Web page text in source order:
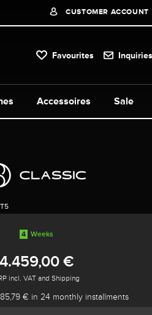
CUSTOMER ACCOUNT
Favourites Inquiries
Accessoires Sale
4 Weeks
4.459,00 €
incl. VAT and Shipping
€ in 24 monthly installments